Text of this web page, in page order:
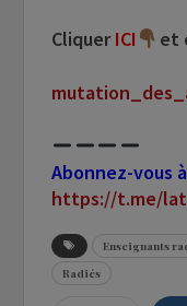
CliquerICI et
Abonnez-vous
https://t.me/
Enseignants
Radiés